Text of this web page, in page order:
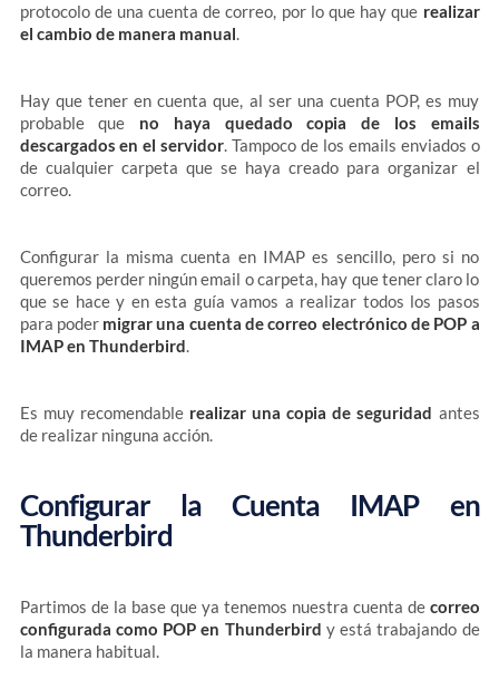
protocolo de una cuenta de correo, por lo que hay que realizar
el cambio de manera manual.
Hay que tener en cuenta que, al ser una cuenta POP, es muy
probable que no haya quedado copia de los emails
descargados en el servidor. Tampoco de los emails enviados o
de cualquier carpeta que se haya creado para organizar el
correo.
Configurar la misma cuenta en IMAP es sencillo, pero si no
queremos perder ningún email o carpeta, hay que tener claro lo
que se hace y en esta guía vamos a realizar todos los pasos
para poder migrar una cuenta de correo electrónico de POP a
IMAP en Thunderbird.
Es muy recomendable realizar una copia de seguridad antes
de realizar ninguna acción.
Configurar la Cuenta IMAP en
Thunderbird
Partimos de la base que ya tenemos nuestra cuenta de correo
configurada como POP en Thunderbird y está trabajando de
la manera habitual.